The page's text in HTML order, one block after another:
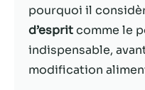
pourquoi il
d’espritcomme le
indispensable,
modification